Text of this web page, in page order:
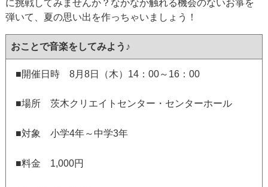
に挑戦してみませんか？なかなか触れる機会のないお箏を
弾いて、夏の思い出を作っちゃいましょう！
おことで音楽をしてみよう♪
■開催日時 8月8日（木）14：00～16：00
■場所 茨木クリエイトセンター・センターホール
■対象 小学4年～中学3年
■料金 1,000円